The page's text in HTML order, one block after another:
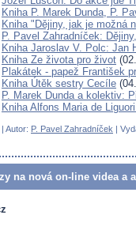
Kniha P. Marek Dunda, P.
Kniha "Dějiny, jak je možná
P. Pavel Zahradníček:
Kniha Jaroslav V. Polc: Jan
Kniha Ze života pro život
Plakátek - papež František
Kniha Útěk sestry Cecíle
P. Marek Dunda a kolektiv:
Kniha Alfons Maria de
| Autor: P. Pavel Zahradníček |
na nová on-line videa a